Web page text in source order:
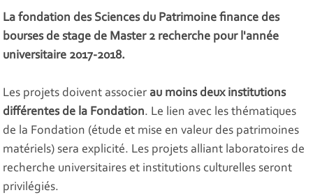
La fondation des Sciences du Patrimoine finance des
bourses de stage de Master 2 recherche pour l'année
universitaire 2017-2018.
Les projets doivent associer au moins deux institutions
différentes de la Fondation. Le lien avec les thématiques
de la Fondation (étude et mise en valeur des patrimoines
matériels) sera explicité. Les projets alliant laboratoires de
recherche universitaires et institutions culturelles seront
privilégiés.